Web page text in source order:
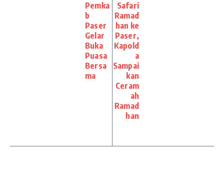
Pemka
b
Paser
Gelar
Buka
Puasa
Bersa
ma
Safari
Ramad
han ke
Paser,
Kapold
a
Sampai
kan
Ceram
ah
Ramad
han